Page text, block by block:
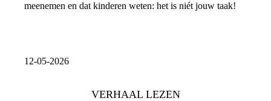
meenemen en dat kinderen weten: het is niét jouw taak!
12-05-2026
VERHAAL LEZEN